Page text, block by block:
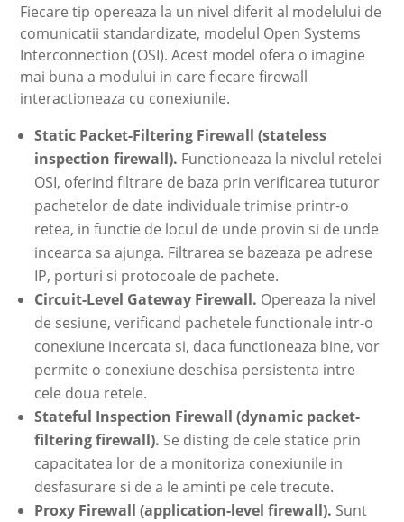
Fiecare tip opereaza la un nivel diferit al modelului de
comunicatii standardizate, modelul Open Systems
Interconnection (OSI). Acest model ofera o imagine
mai buna a modului in care fiecare firewall
interactioneaza cu conexiunile.
Static Packet-Filtering Firewall (stateless
inspection firewall). Functioneaza la nivelul retelei
OSI, oferind filtrare de baza prin verificarea tuturor
pachetelor de date individuale trimise printr-o
retea, in functie de locul de unde provin si de unde
incearca sa ajunga. Filtrarea se bazeaza pe adrese
IP, porturi si protocoale de pachete.
Circuit-Level Gateway Firewall. Opereaza la nivel
de sesiune, verificand pachetele functionale intr-o
conexiune incercata si, daca functioneaza bine, vor
permite o conexiune deschisa persistenta intre
cele doua retele.
Stateful Inspection Firewall (dynamic packet-
filtering firewall). Se disting de cele statice prin
capacitatea lor de a monitoriza conexiunile in
desfasurare si de a le aminti pe cele trecute.
Proxy Firewall (application-level firewall). Sunt